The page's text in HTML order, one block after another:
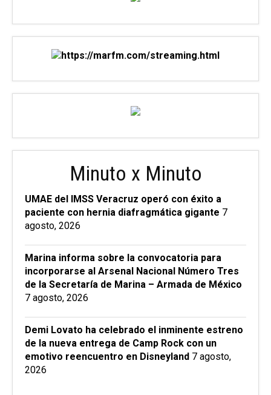
Minuto x Minuto
UMAE del IMSS Veracruz operó con éxito a
paciente con hernia diafragmática gigante 7
agosto, 2026
Marina informa sobre la convocatoria para
incorporarse al Arsenal Nacional Número Tres
de la Secretaría de Marina – Armada de México
7 agosto, 2026
Demi Lovato ha celebrado el inminente estreno
de la nueva entrega de Camp Rock con un
emotivo reencuentro en Disneyland 7 agosto,
2026